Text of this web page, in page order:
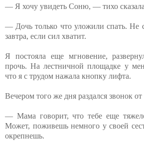
— Я хочу увидеть Соню, — тихо
— Дочь только что уложили спать. Не
завтра, если сил хватит.
Я постояла еще мгновение,
прочь. На лестничной площадке у
что я с трудом нажала кнопку лифта.
Вечером того же дня раздался звонок
— Мама говорит, что тебе еще
Может, поживешь немного у своей
окрепнешь.